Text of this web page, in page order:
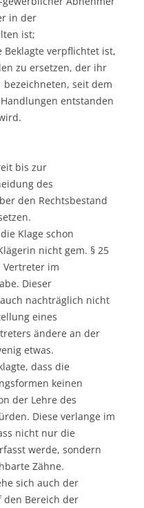
in der
ist;
Beklagte verpflichtet ist,
zu ersetzen, der ihr
seit dem
entstanden
bis zur
des
den Rechtsbestand
Klage schon
nicht gem. § 25
Vertreter im
Dieser
nachträglich nicht
eines
ändere an der
etwas.
dass die
keinen
der Lehre des
Diese verlange im
nicht nur die
werde, sondern
Zähne.
sich auch der
den Bereich der